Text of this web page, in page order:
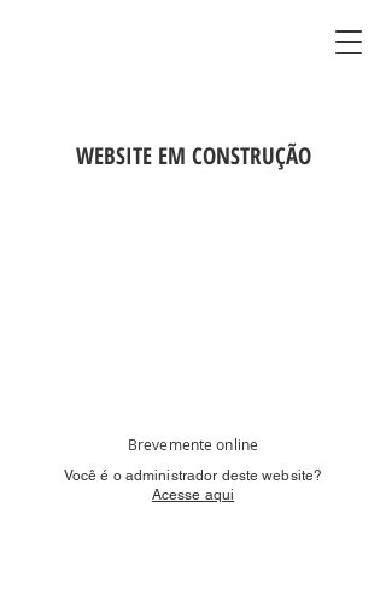
WEBSITE EM CONSTRUÇÃO
Brevemente online
Você é o administrador deste website?
Acesse aqui